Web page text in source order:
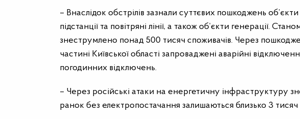
– Внаслідок обстрілів зазнали суттєвих пошкоджень
підстанції та повітряні лінії, а також об’єкти генерації.
знеструмлено понад 500 тисяч споживачів. Через
частині Київської області запроваджені аварійні
погодинних відключень.
– Через російські атаки на енергетичну інфраструктуру
ранок без електропостачання залишаються близько 3 тисяч